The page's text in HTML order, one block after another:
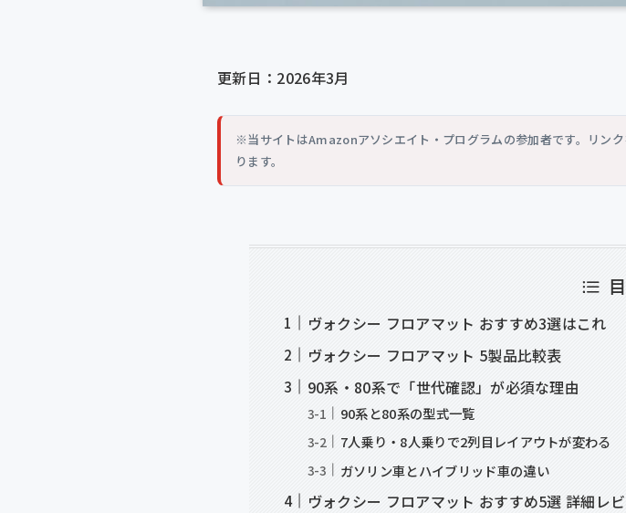
更新日：2026年3月
※当サイトはAmazonアソシエイト・プログラムの参加者です。リン
ります。
ヴォクシー フロアマット おすすめ3選はこれ
ヴォクシー フロアマット 5製品比較表
90系・80系で「世代確認」が必須な理由
90系と80系の型式一覧
7人乗り・8人乗りで2列目レイアウトが変わる
ガソリン車とハイブリッド車の違い
ヴォクシー フロアマット おすすめ5選 詳細レ